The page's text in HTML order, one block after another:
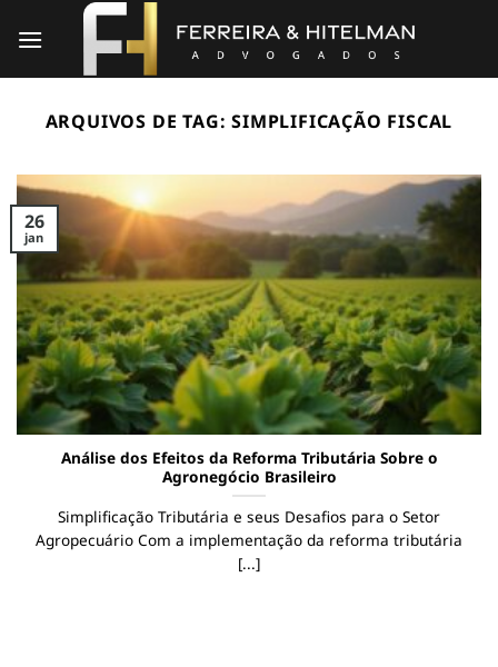
ARQUIVOS DE TAG:SIMPLIFICAÇÃO FISCAL
Análise dos Efeitos da Reforma Tributária Sobre o
Agronegócio Brasileiro
Simplificação Tributária e seus Desafios para o Setor
Agropecuário Com a implementação da reforma tributária
[...]
26
jan